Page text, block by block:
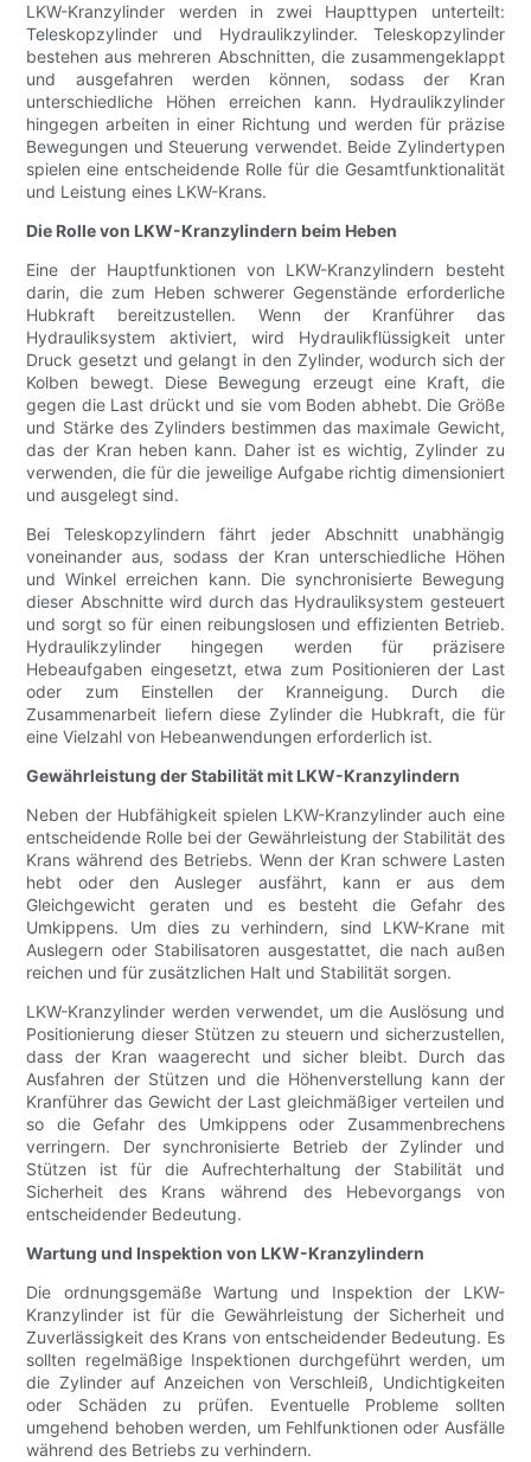
LKW-Kranzylinder werden in zwei Haupttypen unterteilt:
Teleskopzylinder und Hydraulikzylinder. Teleskopzylinder
bestehen aus mehreren Abschnitten, die zusammengeklappt
und ausgefahren werden können, sodass der Kran
unterschiedliche Höhen erreichen kann. Hydraulikzylinder
hingegen arbeiten in einer Richtung und werden für präzise
Bewegungen und Steuerung verwendet. Beide Zylindertypen
spielen eine entscheidende Rolle für die Gesamtfunktionalität
und Leistung eines LKW-Krans.
Die Rolle von LKW-Kranzylindern beim Heben
Eine der Hauptfunktionen von LKW-Kranzylindern besteht
darin, die zum Heben schwerer Gegenstände erforderliche
Hubkraft bereitzustellen. Wenn der Kranführer das
Hydrauliksystem aktiviert, wird Hydraulikflüssigkeit unter
Druck gesetzt und gelangt in den Zylinder, wodurch sich der
Kolben bewegt. Diese Bewegung erzeugt eine Kraft, die
gegen die Last drückt und sie vom Boden abhebt. Die Größe
und Stärke des Zylinders bestimmen das maximale Gewicht,
das der Kran heben kann. Daher ist es wichtig, Zylinder zu
verwenden, die für die jeweilige Aufgabe richtig dimensioniert
und ausgelegt sind.
Bei Teleskopzylindern fährt jeder Abschnitt unabhängig
voneinander aus, sodass der Kran unterschiedliche Höhen
und Winkel erreichen kann. Die synchronisierte Bewegung
dieser Abschnitte wird durch das Hydrauliksystem gesteuert
und sorgt so für einen reibungslosen und effizienten Betrieb.
Hydraulikzylinder hingegen werden für präzisere
Hebeaufgaben eingesetzt, etwa zum Positionieren der Last
oder zum Einstellen der Kranneigung. Durch die
Zusammenarbeit liefern diese Zylinder die Hubkraft, die für
eine Vielzahl von Hebeanwendungen erforderlich ist.
Gewährleistung der Stabilität mit LKW-Kranzylindern
Neben der Hubfähigkeit spielen LKW-Kranzylinder auch eine
entscheidende Rolle bei der Gewährleistung der Stabilität des
Krans während des Betriebs. Wenn der Kran schwere Lasten
hebt oder den Ausleger ausfährt, kann er aus dem
Gleichgewicht geraten und es besteht die Gefahr des
Umkippens. Um dies zu verhindern, sind LKW-Krane mit
Auslegern oder Stabilisatoren ausgestattet, die nach außen
reichen und für zusätzlichen Halt und Stabilität sorgen.
LKW-Kranzylinder werden verwendet, um die Auslösung und
Positionierung dieser Stützen zu steuern und sicherzustellen,
dass der Kran waagerecht und sicher bleibt. Durch das
Ausfahren der Stützen und die Höhenverstellung kann der
Kranführer das Gewicht der Last gleichmäßiger verteilen und
so die Gefahr des Umkippens oder Zusammenbrechens
verringern. Der synchronisierte Betrieb der Zylinder und
Stützen ist für die Aufrechterhaltung der Stabilität und
Sicherheit des Krans während des Hebevorgangs von
entscheidender Bedeutung.
Wartung und Inspektion von LKW-Kranzylindern
Die ordnungsgemäße Wartung und Inspektion der LKW-
Kranzylinder ist für die Gewährleistung der Sicherheit und
Zuverlässigkeit des Krans von entscheidender Bedeutung. Es
sollten regelmäßige Inspektionen durchgeführt werden, um
die Zylinder auf Anzeichen von Verschleiß, Undichtigkeiten
oder Schäden zu prüfen. Eventuelle Probleme sollten
umgehend behoben werden, um Fehlfunktionen oder Ausfälle
während des Betriebs zu verhindern.